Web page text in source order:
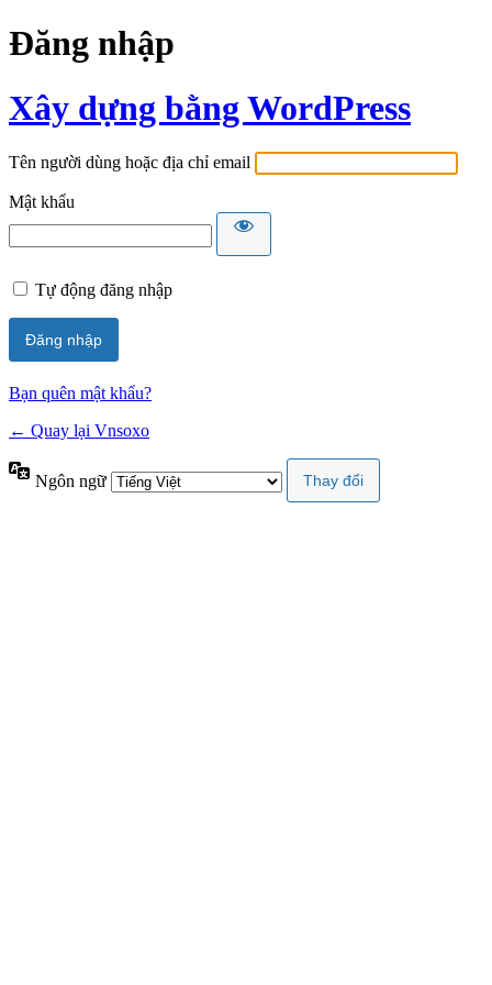
Đăng nhập
Xây dựng bằng WordPress
Tên người dùng hoặc địa chỉ email
Mật khẩu
Tự động đăng nhập
Bạn quên mật khẩu?
← Quay lại Vnsoxo
Ngôn ngữ